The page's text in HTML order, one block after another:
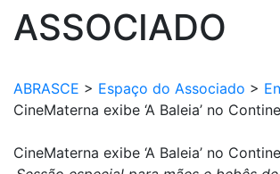
ASSOCIADO
ABRASCE > Espaço do Associado >
CineMaterna exibe ‘A Baleia’ no
CineMaterna exibe ‘A Baleia’ no